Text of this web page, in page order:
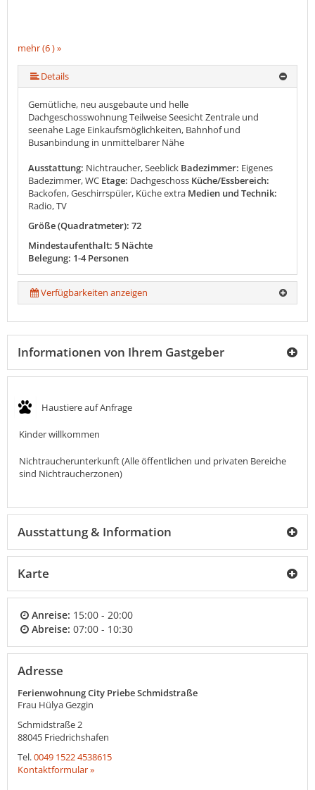
mehr (6 ) »
mehr (6 ) »
mehr (6 ) »
Details
Gemütliche, neu ausgebaute und helle
Dachgeschosswohnung Teilweise Seesicht Zentrale und
seenahe Lage Einkaufsmöglichkeiten, Bahnhof und
Busanbindung in unmittelbarer Nähe
Ausstattung: Nichtraucher, Seeblick Badezimmer: Eigenes
Badezimmer, WC Etage: Dachgeschoss Küche/Essbereich:
Backofen, Geschirrspüler, Küche extra Medien und Technik:
Radio, TV
Größe (Quadratmeter): 72
Mindestaufenthalt: 5 Nächte
Belegung: 1-4 Personen
Verfügbarkeiten anzeigen
Informationen von Ihrem Gastgeber
Haustiere auf Anfrage
Kinder willkommen
Nichtraucherunterkunft (Alle öffentlichen und privaten Bereiche
sind Nichtraucherzonen)
Ausstattung & Information
Karte
Anreise: 15:00 - 20:00
Abreise: 07:00 - 10:30
Adresse
Ferienwohnung City Priebe Schmidstraße
Frau Hülya Gezgin
Schmidstraße 2
88045 Friedrichshafen
Tel.0049 1522 4538615
Kontaktformular »